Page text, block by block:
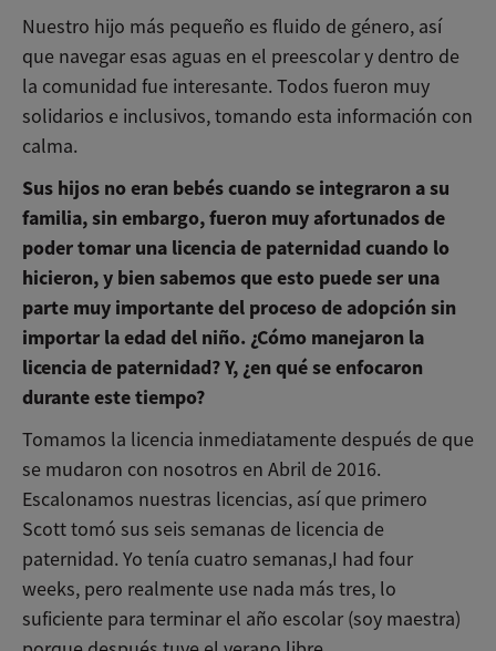
Nuestro hijo más pequeño es fluido de género, así
que navegar esas aguas en el preescolar y dentro de
la comunidad fue interesante. Todos fueron muy
solidarios e inclusivos, tomando esta información con
calma.
Sus hijos no eran bebés cuando se integraron a su
familia, sin embargo, fueron muy afortunados de
poder tomar una licencia de paternidad cuando lo
hicieron, y bien sabemos que esto puede ser una
parte muy importante del proceso de adopción sin
importar la edad del niño. ¿Cómo manejaron la
licencia de paternidad? Y, ¿en qué se enfocaron
durante este tiempo?
Tomamos la licencia inmediatamente después de que
se mudaron con nosotros en Abril de 2016.
Escalonamos nuestras licencias, así que primero
Scott tomó sus seis semanas de licencia de
paternidad. Yo tenía cuatro semanas,I had four
weeks, pero realmente use nada más tres, lo
suficiente para terminar el año escolar (soy maestra)